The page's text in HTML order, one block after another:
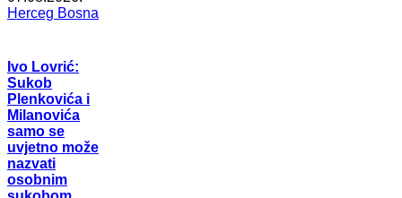
Herceg Bosna
Ivo Lovrić:
Sukob
Plenkovića i
Milanovića
samo se
uvjetno može
nazvati
osobnim